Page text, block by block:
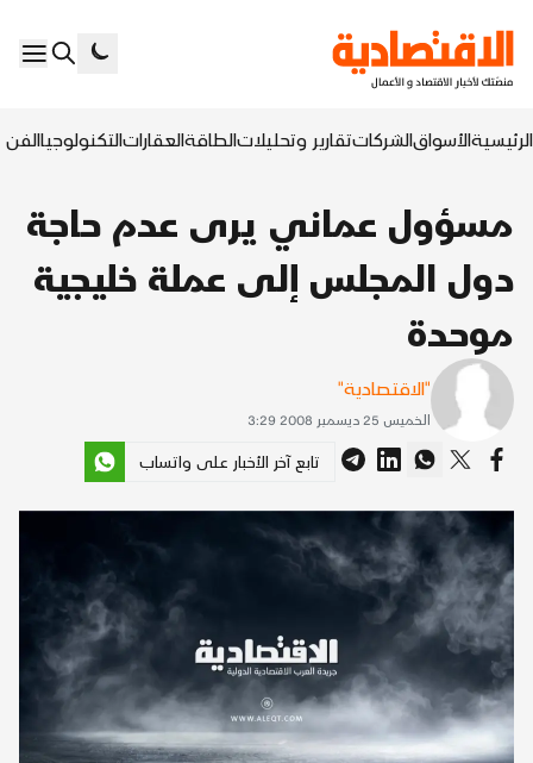
الرئيسيةالأسواقالشركاتتقارير وتحليلاتالطاقةالعقاراتالتكنولوجياالفن
مسؤول عماني يرى عدم حاجة
دول المجلس إلى عملة خليجية
موحدة
"الاقتصادية"
الخميس 25 ديسمبر 2008 3:29
تابع آخر الأخبار على واتساب